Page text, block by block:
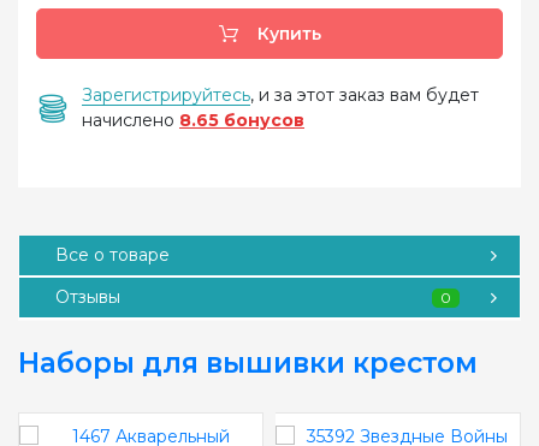
Купить
Зарегистрируйтесь, и за этот заказ вам будет
начислено 8.65 бонусов
Все о товаре
Отзывы
0
Наборы для вышивки крестом